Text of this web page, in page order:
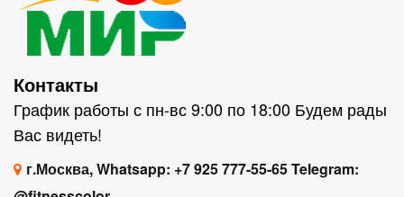
Контакты
График работы с пн-вс 9:00 по 18:00 Будем рады
Вас видеть!
г.Москва, Whatsapp: +7 925 777-55-65 Telegram: